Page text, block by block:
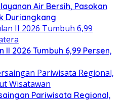
Air Bersih, Pasokan
Duriangkang
2026 Tumbuh 6,99 Persen,
Pariwisata Regional,